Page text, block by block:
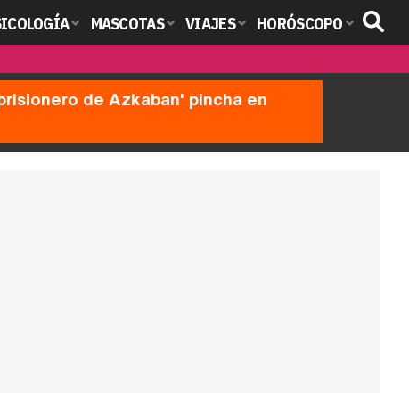
MASCOTAS VIAJES HORÓSCOPO
de Azkaban' pincha en